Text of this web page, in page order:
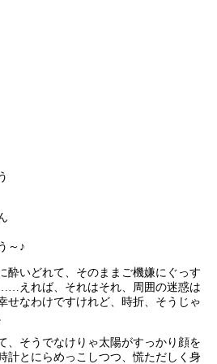
～♪
酔いどれて、そのままご機嫌にぐっす
えれば、それはそれ、周囲の迷惑は
せなわけですけれど、時折、そうじゃ
、そうでなけりゃ太陽がすっかり顔を
計とにらめっこしつつ、慌ただしく身